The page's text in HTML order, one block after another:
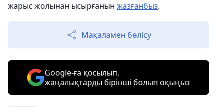
жарыс жолынан ысырғанын жазғанбыз.
Мақаламен бөлісу
Google-ға қосылып,
жаңалықтарды бірінші болып оқыңыз